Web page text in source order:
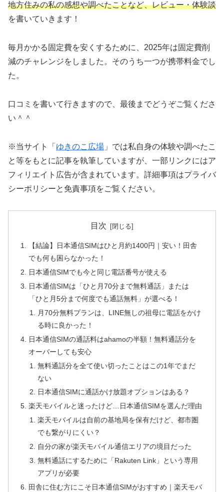
地方住みの私の感想や調べたことなど、レビュー・体験談
を書いていきます！
毎月かかる固定費を安くするために、2025年は固定費削
減のチャレンジをしました。そのうち一つが携帯料金でし
た。
口コミを書いて行きますので、最後までどうぞご覧くださ
い＾＾
※当サイト「 ゆきのこ広場 」では私自身の体験や調べたこ
と等をもとに記事を執筆していますが、一部リンクにはア
フィリエイト広告が含まれています。詳細事項はプライバ
シーポリシーと免責事項をご覧ください。
目次
【結論】日本通信SIMはひと月約1400円｜安い！田舎
でも何も困らなかった！
日本通信SIMでも今と同じ電話番号が使える
日本通信SIMは「ひと月70分まで無料通話」または
「ひと月5分まで何度でも通話無料」が選べる！
月70分無料プランは、LINE無しの祖母に電話をかけ
る時に良かった！
日本通信SIMの通話料はahamoの半額！無料通話分を
オーバーしても安心
無料通話分を全て使い切ったことはこの1年でまだ
ない
日本通信SIMに通話かけ放題オプションはある？
楽天モバイルと迷ったけど…日本通信SIMを選んだ理由
楽天モバイルは自前の基地局を保有だけど、都市圏
でも繋がりにくい？
自分の家が楽天モバイル通信エリアの境目だった
無料通話にするために「Rakuten Link」という専用
アプリが必要
田舎に住む方にこそ日本通信SIMがおすすめ｜楽天モバ